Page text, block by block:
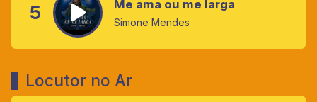
5 Me ama ou me larga
Simone Mendes
Locutor no Ar